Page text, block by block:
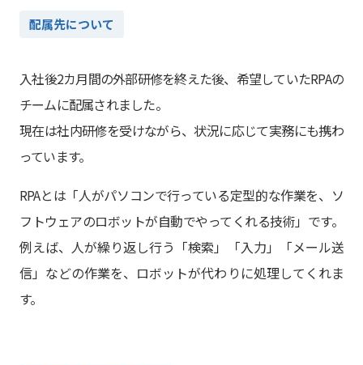
配属先について
入社後2カ月間の外部研修を終えた後、希望していたRPAの
チームに配属されました。
現在は社内研修を受けながら、状況に応じて実務にも携わ
っています。
RPAとは「人がパソコンで行っている定型的な作業を、ソ
フトウェアのロボットが自動でやってくれる技術」です。
例えば、人が繰り返し行う「検索」「入力」「メール送
信」などの作業を、ロボットが代わりに処理してくれま
す。